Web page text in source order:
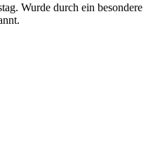
Wurde durch ein besondere